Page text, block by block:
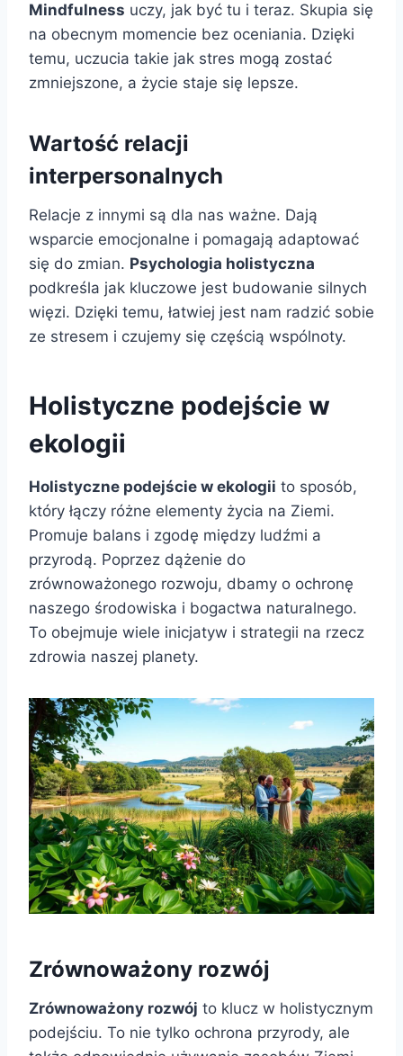
Mindfulness uczy, jak być tu i teraz. Skupia się
na obecnym momencie bez oceniania. Dzięki
temu, uczucia takie jak stres mogą zostać
zmniejszone, a życie staje się lepsze.
Wartość relacji
interpersonalnych
Relacje z innymi są dla nas ważne. Dają
wsparcie emocjonalne i pomagają adaptować
się do zmian. Psychologia holistyczna
podkreśla jak kluczowe jest budowanie silnych
więzi. Dzięki temu, łatwiej jest nam radzić sobie
ze stresem i czujemy się częścią wspólnoty.
Holistyczne podejście w
ekologii
Holistyczne podejście w ekologii to sposób,
który łączy różne elementy życia na Ziemi.
Promuje balans i zgodę między ludźmi a
przyrodą. Poprzez dążenie do
zrównoważonego rozwoju, dbamy o ochronę
naszego środowiska i bogactwa naturalnego.
To obejmuje wiele inicjatyw i strategii na rzecz
zdrowia naszej planety.
Zrównoważony rozwój
Zrównoważony rozwój to klucz w holistycznym
podejściu. To nie tylko ochrona przyrody, ale